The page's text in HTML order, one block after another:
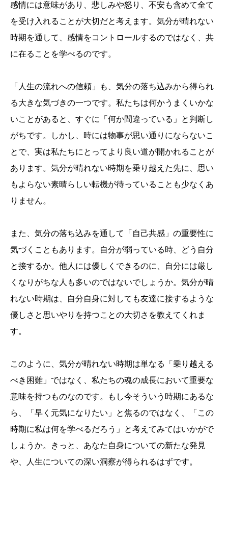
感情には意味があり、悲しみや怒り、不安も含めて全て
を受け入れることが大切だと考えます。気分が晴れない
時期を通して、感情をコントロールするのではなく、共
に在ることを学べるのです。
「人生の流れへの信頼」も、気分の落ち込みから得られ
る大きな気づきの一つです。私たちは何かうまくいかな
いことがあると、すぐに「何か間違っている」と判断し
がちです。しかし、時には物事が思い通りにならないこ
とで、実は私たちにとってより良い道が開かれることが
あります。気分が晴れない時期を乗り越えた先に、思い
もよらない素晴らしい転機が待っていることも少なくあ
りません。
また、気分の落ち込みを通して「自己共感」の重要性に
気づくこともあります。自分が弱っている時、どう自分
と接するか。他人には優しくできるのに、自分には厳し
くなりがちな人も多いのではないでしょうか。気分が晴
れない時期は、自分自身に対しても友達に接するような
優しさと思いやりを持つことの大切さを教えてくれま
す。
このように、気分が晴れない時期は単なる「乗り越える
べき困難」ではなく、私たちの魂の成長において重要な
意味を持つものなのです。もし今そういう時期にあるな
ら、「早く元気になりたい」と焦るのではなく、「この
時期に私は何を学べるだろう」と考えてみてはいかがで
しょうか。きっと、あなた自身についての新たな発見
や、人生についての深い洞察が得られるはずです。